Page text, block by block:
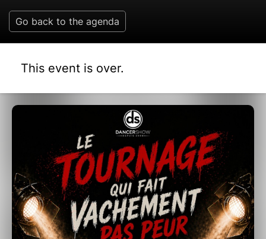
Go back to the agenda
This event is over.